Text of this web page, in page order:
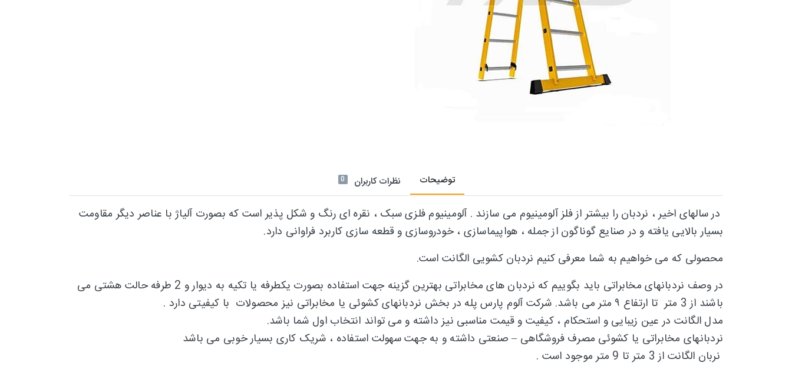
توضیحات نظرات کاربران 0
در سالهای اخیر ، نردبان را بیشتر از فلز آلومینیوم می سازند . آلومینیوم فلزی سبک ، نقره ای رنگ و شکل پذیر است که بصورت آلیاژ با عناصر دیگر مقاومت
بسیار بالایی یافته و در صنایع گوناگون از جمله ، هواپیماسازی ، خودروسازی و قطعه سازی کاربرد فراوانی دارد.
محصولی که می خواهیم به شما معرفی کنیم نردبان کشویی الگانت است.
در وصف نردبانهای مخابراتی باید بگوییم که نردبان های مخابراتی بهترین گزینه جهت استفاده بصورت یکطرفه یا تکیه به دیوار و 2 طرفه حالت هشتی می
باشند از 3 متر تا ارتفاع ۹ متر می باشد. شرکت آلوم پارس پله در بخش نردبانهای کشوئی یا مخابراتی نیز محصولات با کیفیتی دارد .
مدل الگانت در عین زیبایی و استحکام ، کیفیت و قیمت مناسبی نیز داشته و می تواند انتخاب اول شما باشد.
نردبانهای مخابراتی یا کشوئی مصرف فروشگاهی – صنعتی داشته و به جهت سهولت استفاده ، شریک کاری بسیار خوبی می باشد
نربان الگانت از 3 متر تا 9 متر موجود است
.